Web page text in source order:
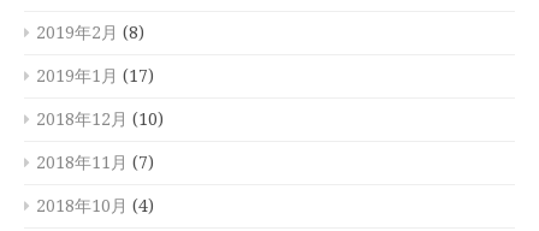
2019年2月 (8)
2019年1月 (17)
2018年12月 (10)
2018年11月 (7)
2018年10月 (4)